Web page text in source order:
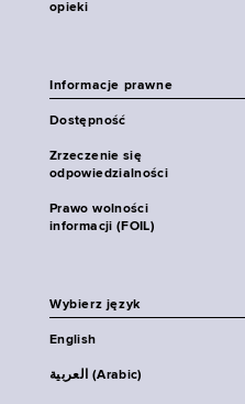
opieki
Informacje prawne
Dostępność
Zrzeczenie się
odpowiedzialności
Prawo wolności
informacji (FOIL)
Wybierz język
English
العربية (Arabic)